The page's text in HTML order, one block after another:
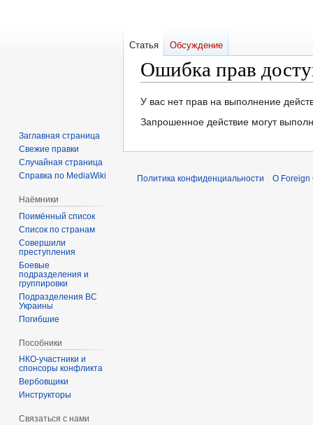
Ошибка прав
Перейти
к
Перейти
к
У вас нет прав на выполнение
Запрошенное действие могут
Статья Обсуждение
Заглавная страница
Свежие правки
Случайная страница
Справка по MediaWiki
Наёмники
Поимённый список
Список по странам
Совершили
преступления
Боевые
подразделения и
группировки
Подразделения ВС
Украины
Погибшие
Пособники
спонсоры конфликта
‏‎Вербовщики
Инструкторы
Связаться с нами
Политика конфиденциальности О Foreign